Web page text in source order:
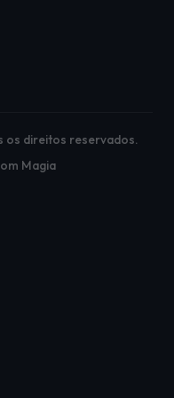
os direitos reservados.
Magia